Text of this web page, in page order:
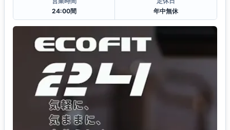
24:00間
年中無休